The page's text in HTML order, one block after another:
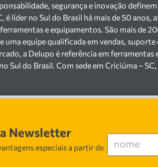
segurança e inovação
é líder no Sul do Brasil há mais de 50 anos,
e equipamentos. São mais de
uma equipe qualificada em vendas,
a Delupo é referência em ferramentas
Sul do Brasil. Com sede em Criciúma –
com um amplo portfólio de produtos à
ferramentas manuais e elétricas,
especializada em vendas, suporte técnico e
inovação e qualidade em cada
e equipamentos para o seu
Newsletter
especiais a partir de